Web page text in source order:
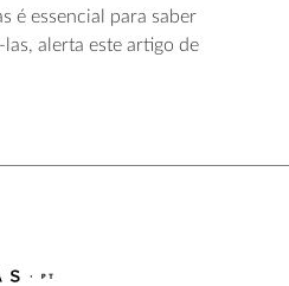
é essencial para saber
alerta este artigo de